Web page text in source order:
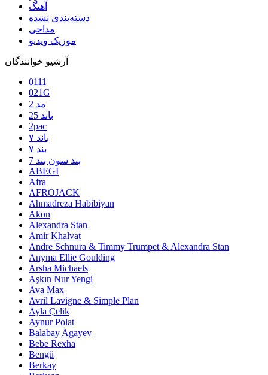
آهنگ
دسته‌بندی نشده
مداحی
موزیک ویدیو
آرشیو خوانندگان
0111
021G
2 مد
25 باند
2pac
۷ باند
۷ بند
7 بند سون بند
ABEGI
Afra
AFROJACK
Ahmadreza Habibiyan
Akon
Alexandra Stan
Amir Khalvat
Andre Schnura & Timmy Trumpet & Alexandra Stan
Anyma Ellie Goulding
Arsha Michaels
Aşkın Nur Yengi
Ava Max
Avril Lavigne & Simple Plan
Ayla Çelik
Aynur Polat
Balabay Agayev
Bebe Rexha
Bengü
Berkay